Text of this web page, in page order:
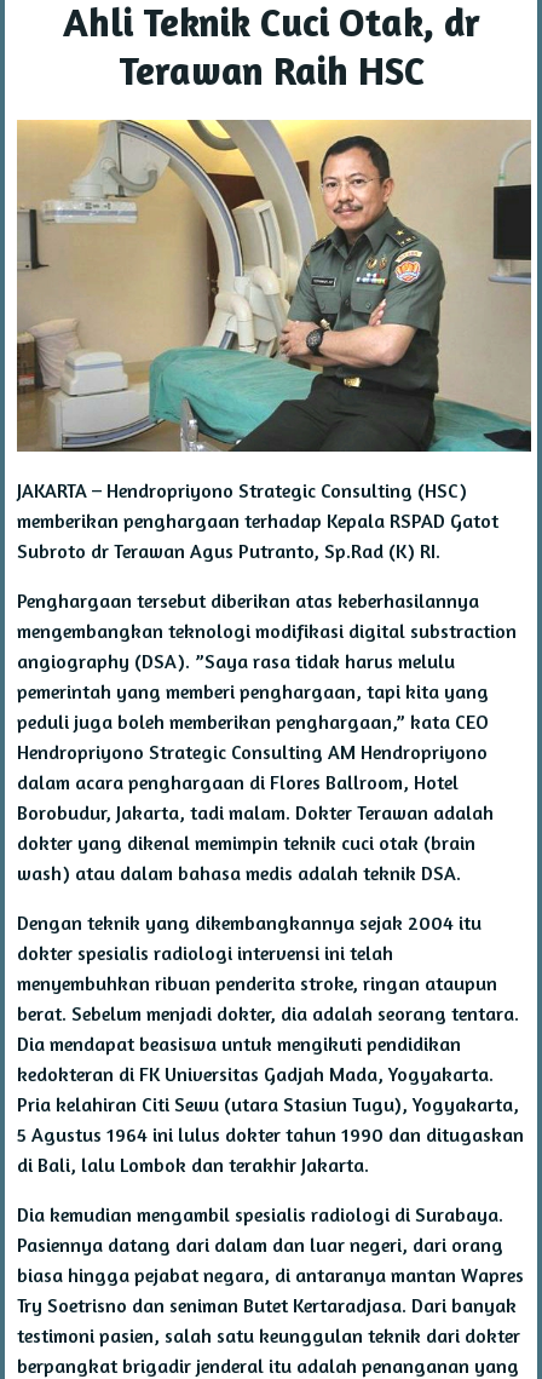
Ahli Teknik Cuci Otak, dr
Terawan Raih HSC
JAKARTA – Hendropriyono Strategic Consulting (HSC)
memberikan penghargaan terhadap Kepala RSPAD Gatot
Subroto dr Terawan Agus Putranto, Sp.Rad (K) RI.
Penghargaan tersebut diberikan atas keberhasilannya
mengembangkan teknologi modifikasi digital substraction
angiography (DSA). ”Saya rasa tidak harus melulu
pemerintah yang memberi penghargaan, tapi kita yang
peduli juga boleh memberikan penghargaan,” kata CEO
Hendropriyono Strategic Consulting AM Hendropriyono
dalam acara penghargaan di Flores Ballroom, Hotel
Borobudur, Jakarta, tadi malam. Dokter Terawan adalah
dokter yang dikenal memimpin teknik cuci otak (brain
wash) atau dalam bahasa medis adalah teknik DSA.
Dengan teknik yang dikembangkannya sejak 2004 itu
dokter spesialis radiologi intervensi ini telah
menyembuhkan ribuan penderita stroke, ringan ataupun
berat. Sebelum menjadi dokter, dia adalah seorang tentara.
Dia mendapat beasiswa untuk mengikuti pendidikan
kedokteran di FK Universitas Gadjah Mada, Yogyakarta.
Pria kelahiran Citi Sewu (utara Stasiun Tugu), Yogyakarta,
5 Agustus 1964 ini lulus dokter tahun 1990 dan ditugaskan
di Bali, lalu Lombok dan terakhir Jakarta.
Dia kemudian mengambil spesialis radiologi di Surabaya.
Pasiennya datang dari dalam dan luar negeri, dari orang
biasa hingga pejabat negara, di antaranya mantan Wapres
Try Soetrisno dan seniman Butet Kertaradjasa. Dari banyak
testimoni pasien, salah satu keunggulan teknik dari dokter
berpangkat brigadir jenderal itu adalah penanganan yang